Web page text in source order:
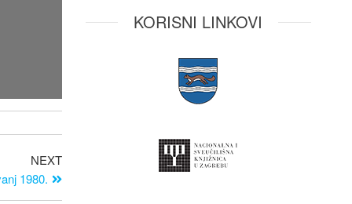
NEXT
1980.
KORISNI LINKOVI